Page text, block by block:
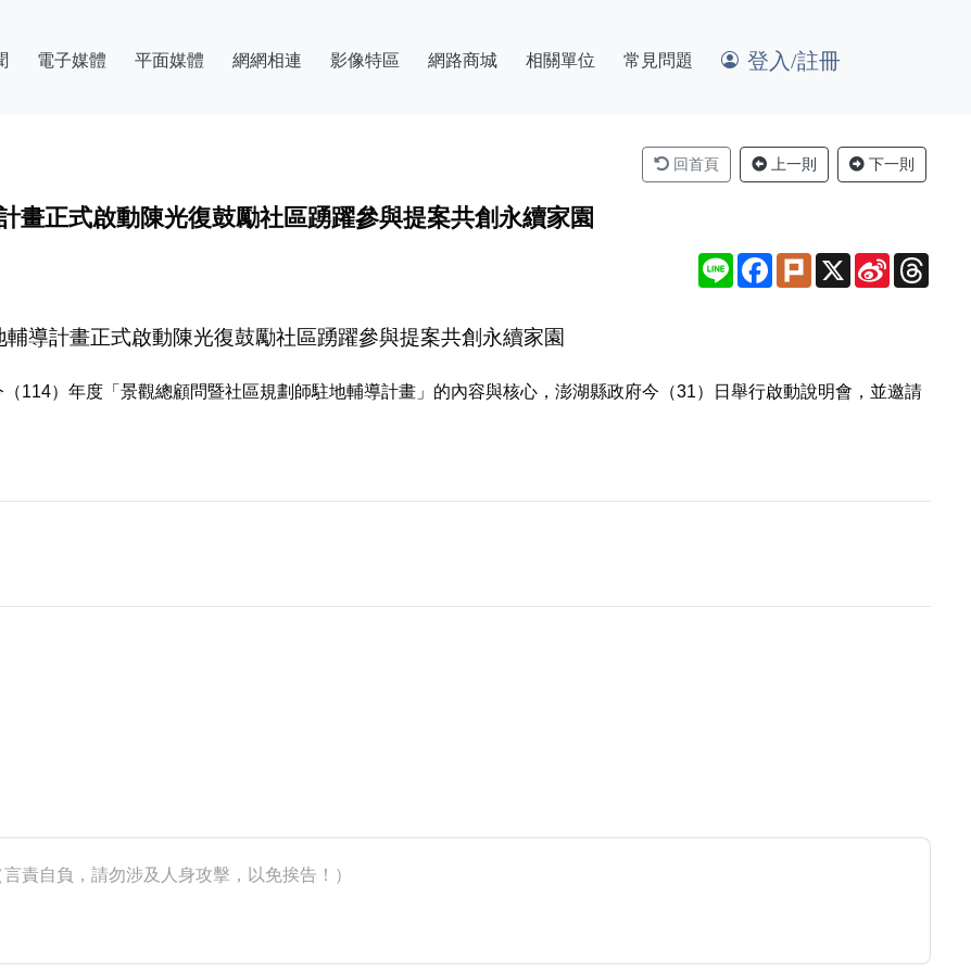
電子媒體 平面媒體 網網相連 影像特區 網路商城 相關單位 常見問題 登入/註冊
回首頁 上一則 下一則
畫正式啟動陳光復鼓勵社區踴躍參與提案共創永續家園
Line Facebook
Plurk X
Sina
Weibo
導計畫正式啟動陳光復鼓勵社區踴躍參與提案共創永續家園
114）年度「景觀總顧問暨社區規劃師駐地輔導計畫」的內容與核心，澎湖縣政府今（31）日舉行啟動說明會，並邀請
責自負，請勿涉及人身攻擊，以免挨告！）